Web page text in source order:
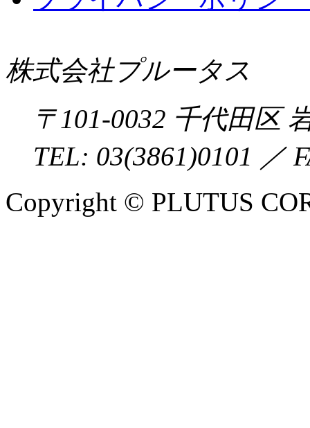
株式会社プルータス
〒101-0032 千代田区
TEL: 03(3861)0101 ／
Copyright © PLUTUS